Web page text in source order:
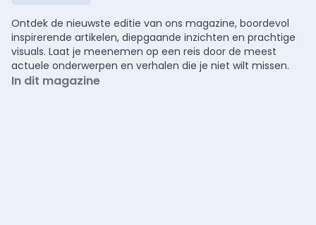
Ontdek de nieuwste editie van ons magazine, boordevol
inspirerende artikelen, diepgaande inzichten en prachtige
visuals. Laat je meenemen op een reis door de meest
actuele onderwerpen en verhalen die je niet wilt missen.
In dit magazine